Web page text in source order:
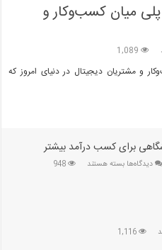
میان کسب‌وکار و
1,089
و مشتریان دیجیتال در دنیای امروز که
برای کسب درآمد بیشتر
دیدگاه‌هابرای
درآمد
بسته هستند 948
1,116